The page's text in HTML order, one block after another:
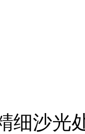
细沙光